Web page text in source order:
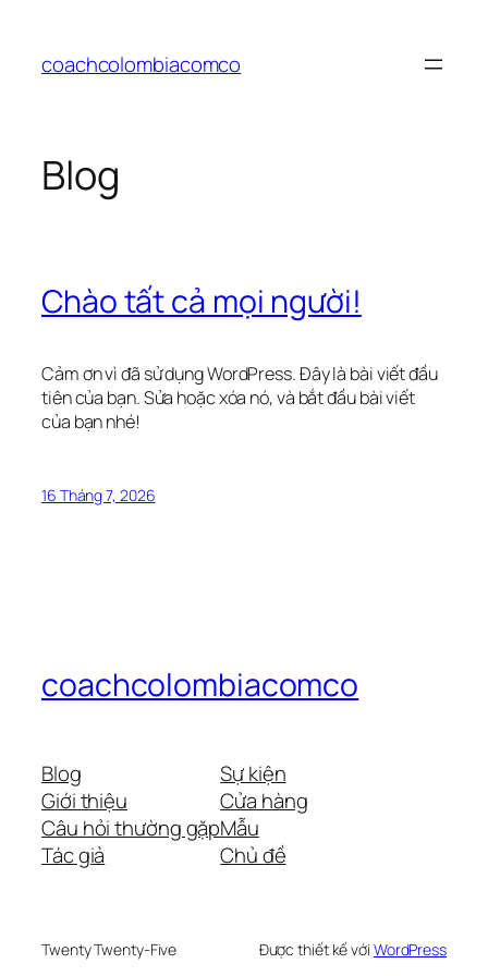
phầncoachcolombiacomco
Blog
Chào tất cả mọi người!
Cảm ơn vì đã sử dụng WordPress. Đây là bài viết đầu
tiên của bạn. Sửa hoặc xóa nó, và bắt đầu bài viết
của bạn nhé!
16 Tháng 7, 2026
coachcolombiacomco
Blog
Giới thiệu
Câu hỏi thường gặp
Tác giả
Sự kiện
Cửa hàng
Mẫu
Chủ đề
Twenty Twenty-Five Được thiết kế với WordPress